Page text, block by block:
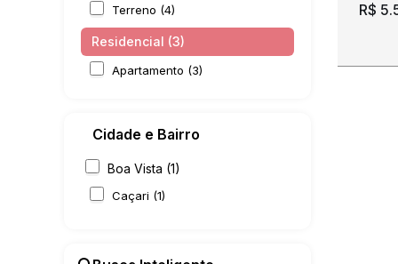
Terreno (4)
Residencial (3)
Apartamento (3)
Cidade e Bairro
Boa Vista (1)
Caçari (1)
R$